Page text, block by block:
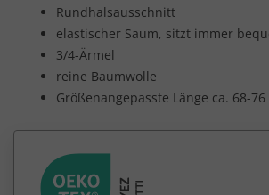
Rundhalsausschnitt
elastischer Saum, sitzt immer
3/4-Ärmel
reine Baumwolle
Größenangepasste Länge ca. 68-76